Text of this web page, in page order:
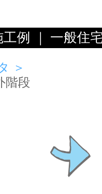
例 ｜ 一般住
＞
階段